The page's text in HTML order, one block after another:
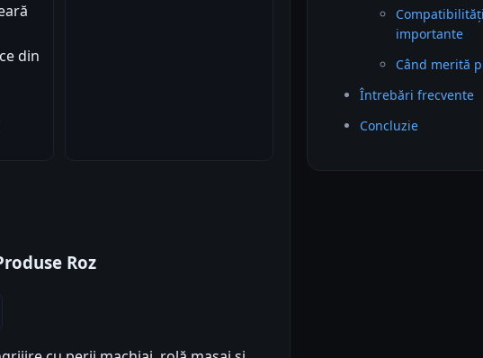
din
Roz
importante
Când merită
Întrebări frecvente
Concluzie